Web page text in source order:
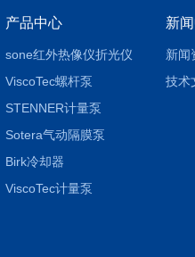
产品中心
sone红外热像仪折光仪
ViscoTec螺杆泵
STENNER计量泵
Sotera气动隔膜泵
Birk冷却器
ViscoTec计量泵
新
新闻
技术